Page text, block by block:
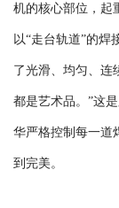
机的核心部位，起
以“走台轨道”的焊
了光滑、均匀、连
都是艺术品。”这
华严格控制每一道
到完美。